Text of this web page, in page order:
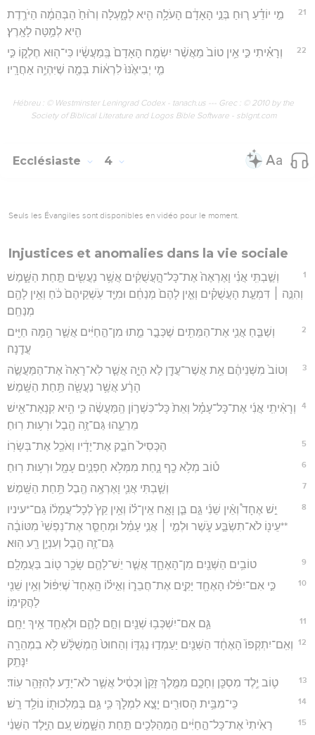
21
מִ֣י יוֹדֵ֗עַ ר֚וּחַ בְּנֵ֣י הָאָדָ֔ם הָעֹלָ֥ה הִ֖יא לְמָ֑עְלָה וְר֙וּחַ֙ הַבְּהֵמָ֔ה הַיֹּרֶ֥דֶת
הִ֖יא לְמַ֥טָּה לָאָֽרֶץ׃
22
וְרָאִ֗יתִי כִּ֣י אֵ֥ין טוֹב֙ מֵאֲשֶׁ֨ר יִשְׂמַ֤ח הָאָדָם֙ בְּֽמַעֲשָׂ֔יו כִּי־ה֖וּא חֶלְק֑וֹ כִּ֣י
מִ֤י יְבִיאֶ֙נּוּ֙ לִרְא֔וֹת בְּמֶ֖ה שֶׁיִּהְיֶ֥ה אַחֲרָֽיו׃
Hébreu : © Westminster Leningrad Codex - tanach.us --- Grec : © 2010 by the
Society of Biblical Literature and Logos Bible Software - sblgnt.com
Ecclésiaste 4
Seuls les Évangiles sont disponibles en vidéo pour le moment.
Injustices et anomalies dans la vie sociale
1
וְשַׁ֣בְתִּֽי אֲנִ֗י וָאֶרְאֶה֙ אֶת־כָּל־הָ֣עֲשֻׁקִ֔ים אֲשֶׁ֥ר נַעֲשִׂ֖ים תַּ֣חַת הַשָּׁ֑מֶשׁ
וְהִנֵּ֣ה ׀ דִּמְעַ֣ת הָעֲשֻׁקִ֗ים וְאֵ֤ין לָהֶם֙ מְנַחֵ֔ם וּמִיַּ֤ד עֹֽשְׁקֵיהֶם֙ כֹּ֔חַ וְאֵ֥ין לָהֶ֖ם
מְנַחֵֽם׃
2
וְשַׁבֵּ֧חַ אֲנִ֛י אֶת־הַמֵּתִ֖ים שֶׁכְּבָ֣ר מֵ֑תוּ מִן־הַ֣חַיִּ֔ים אֲשֶׁ֛ר הֵ֥מָּה חַיִּ֖ים
עֲדֶֽנָה׃
3
וְטוֹב֙ מִשְּׁנֵיהֶ֔ם אֵ֥ת אֲשֶׁר־עֲדֶ֖ן לֹ֣א הָיָ֑ה אֲשֶׁ֤ר לֹֽא־רָאָה֙ אֶת־הַמַּעֲשֶׂ֣ה
הָרָ֔ע אֲשֶׁ֥ר נַעֲשָׂ֖ה תַּ֥חַת הַשָּֽׁמֶשׁ׃
4
וְרָאִ֨יתִֽי אֲנִ֜י אֶת־כָּל־עָמָ֗ל וְאֵת֙ כָּל־כִּשְׁר֣וֹן הַֽמַּעֲשֶׂ֔ה כִּ֛י הִ֥יא קִנְאַת־אִ֖ישׁ
מֵרֵעֵ֑הוּ גַּם־זֶ֥ה הֶ֖בֶל וּרְע֥וּת רֽוּחַ׃
5 הַכְּסִיל֙ חֹבֵ֣ק אֶת־יָדָ֔יו וְאֹכֵ֖ל אֶת־בְּשָׂרֽוֹ׃
6 ט֕וֹב מְלֹ֥א כַ֖ף נָ֑חַת מִמְּלֹ֥א חָפְנַ֛יִם עָמָ֖ל וּרְע֥וּת רֽוּחַ׃
7 וְשַׁ֧בְתִּי אֲנִ֛י וָאֶרְאֶ֥ה הֶ֖בֶל תַּ֥חַת הַשָּֽׁמֶשׁ׃
8
יֵ֣שׁ אֶחָד֩ וְאֵ֨ין שֵׁנִ֜י גַּ֣ם בֵּ֧ן וָאָ֣ח אֵֽין־ל֗וֹ וְאֵ֥ין קֵץ֙ לְכָל־עֲמָל֔וֹ גַּם־*עיניו
**עֵינ֖וֹ לֹא־תִשְׂבַּ֣ע עֹ֑שֶׁר וּלְמִ֣י ׀ אֲנִ֣י עָמֵ֗ל וּמְחַסֵּ֤ר אֶת־נַפְשִׁי֙ מִטּוֹבָ֔ה
גַּם־זֶ֥ה הֶ֛בֶל וְעִנְיַ֥ן רָ֖ע הֽוּא׃
9 טוֹבִ֥ים הַשְּׁנַ֖יִם מִן־הָאֶחָ֑ד אֲשֶׁ֧ר יֵשׁ־לָהֶ֛ם שָׂכָ֥ר ט֖וֹב בַּעֲמָלָֽם׃
10
כִּ֣י אִם־יִפֹּ֔לוּ הָאֶחָ֖ד יָקִ֣ים אֶת־חֲבֵר֑וֹ וְאִ֣יל֗וֹ הָֽאֶחָד֙ שֶׁיִּפּ֔וֹל וְאֵ֥ין שֵׁנִ֖י
לַהֲקִימֽוֹ׃
11 גַּ֛ם אִם־יִשְׁכְּב֥וּ שְׁנַ֖יִם וְחַ֣ם לָהֶ֑ם וּלְאֶחָ֖ד אֵ֥יךְ יֵחָֽם׃
12
וְאִֽם־יִתְקְפוֹ֙ הָאֶחָ֔ד הַשְּׁנַ֖יִם יַעַמְד֣וּ נֶגְדּ֑וֹ וְהַחוּט֙ הַֽמְשֻׁלָּ֔שׁ לֹ֥א בִמְהֵרָ֖ה
יִנָּתֵֽק׃
13 ט֛וֹב יֶ֥לֶד מִסְכֵּ֖ן וְחָכָ֑ם מִמֶּ֤לֶךְ זָקֵן֙ וּכְסִ֔יל אֲשֶׁ֛ר לֹא־יָדַ֥ע לְהִזָּהֵ֖ר עֽוֹד׃
14 כִּֽי־מִבֵּ֥ית הָסוּרִ֖ים יָצָ֣א לִמְלֹ֑ךְ כִּ֛י גַּ֥ם בְּמַלְכוּת֖וֹ נוֹלַ֥ד רָֽשׁ׃
15
רָאִ֙יתִי֙ אֶת־כָּל־הַ֣חַיִּ֔ים הַֽמְהַלְּכִ֖ים תַּ֣חַת הַשָּׁ֑מֶשׁ עִ֚ם הַיֶּ֣לֶד הַשֵּׁנִ֔י